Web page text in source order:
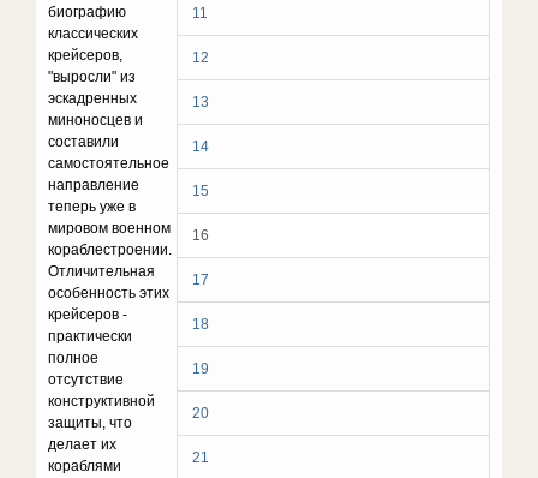
11
12
13
14
15
16
17
18
19
20
21
биографию
классических
крейсеров,
"выросли" из
эскадренных
миноносцев и
составили
самостоятельное
направление
теперь уже в
мировом военном
кораблестроении.
Отличительная
особенность этих
крейсеров -
практически
полное
отсутствие
конструктивной
защиты, что
делает их
кораблями